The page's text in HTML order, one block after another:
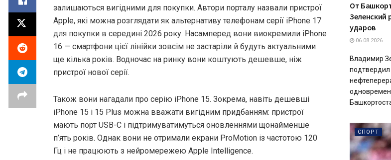
залишаються вигідними для покупки. Автори порталу назвали пристрої
Apple, які можна розглядати як альтернативу телефонам серії iPhone 17
для покупки в середині 2026 року. Насамперед вони виокремили iPhone
16 — смартфони цієї лінійки зовсім не застаріли й будуть актуальними
ще кілька років. Водночас на ринку вони коштують дешевше, ніж
пристрої нової серії.
Також вони нагадали про серію iPhone 15. Зокрема, навіть дешевші
iPhone 15 і 15 Plus можна вважати вигідним придбанням: пристрої
мають порт USB-C і підтримуватимуться оновленнями щонайменше
п’ять років. Однак вони не отримали екрани ProMotion із частотою 120
Гц і не працюють з нейромережею Apple Intelligence.
От
Зеленский
ударов
06.08.2026
Владимир
СПОРТ